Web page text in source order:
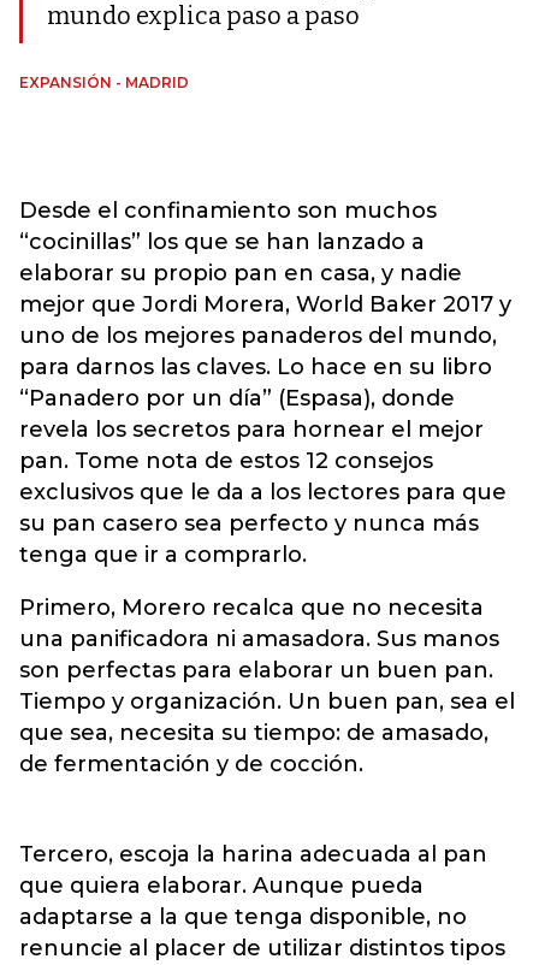
mundo explica paso a paso
EXPANSIÓN - MADRID
Desde el confinamiento son muchos
“cocinillas” los que se han lanzado a
elaborar su propio pan en casa, y nadie
mejor que Jordi Morera, World Baker 2017 y
uno de los mejores panaderos del mundo,
para darnos las claves. Lo hace en su libro
“Panadero por un día” (Espasa), donde
revela los secretos para hornear el mejor
pan. Tome nota de estos 12 consejos
exclusivos que le da a los lectores para que
su pan casero sea perfecto y nunca más
tenga que ir a comprarlo.
Primero, Morero recalca que no necesita
una panificadora ni amasadora. Sus manos
son perfectas para elaborar un buen pan.
Tiempo y organización. Un buen pan, sea el
que sea, necesita su tiempo: de amasado,
de fermentación y de cocción.
Tercero, escoja la harina adecuada al pan
que quiera elaborar. Aunque pueda
adaptarse a la que tenga disponible, no
renuncie al placer de utilizar distintos tipos